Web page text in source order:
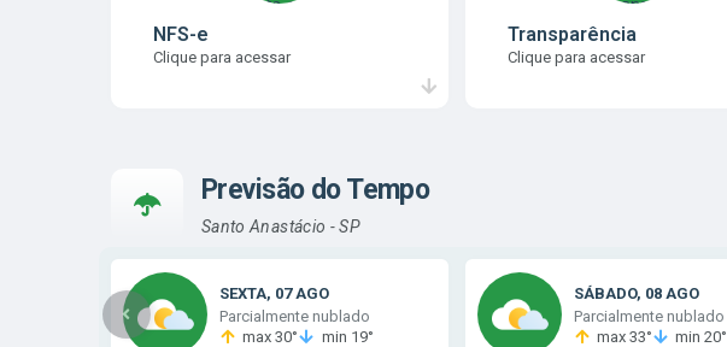
NFS-e
Clique para acessar
Transparência
Clique para acessar
Previsão do Tempo
Santo Anastácio - SP
SEXTA 07 AGO
Parcialmente nublado
max 30°
min 19°
SÁBADO 08 AGO
Parcialmente nublado
max 33°
min 20°